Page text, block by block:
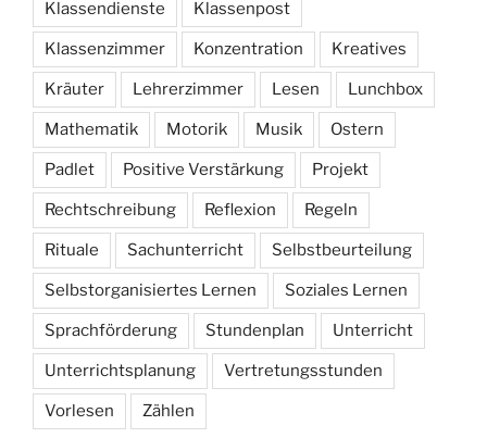
Klassendienste Klassenpost
Klassenzimmer Konzentration Kreatives
Kräuter Lehrerzimmer Lesen Lunchbox
Mathematik Motorik Musik Ostern
Padlet Positive Verstärkung Projekt
Rechtschreibung Reflexion Regeln
Rituale Sachunterricht Selbstbeurteilung
Selbstorganisiertes Lernen Soziales Lernen
Sprachförderung Stundenplan Unterricht
Unterrichtsplanung Vertretungsstunden
Vorlesen Zählen